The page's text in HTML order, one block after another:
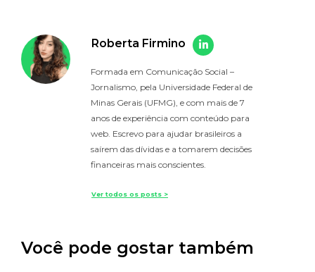
Roberta Firmino
Formada em Comunicação Social –
Jornalismo, pela Universidade Federal de
Minas Gerais (UFMG), e com mais de 7
anos de experiência com conteúdo para
web. Escrevo para ajudar brasileiros a
saírem das dívidas e a tomarem decisões
financeiras mais conscientes.
Ver todos os posts >
Você pode gostar também